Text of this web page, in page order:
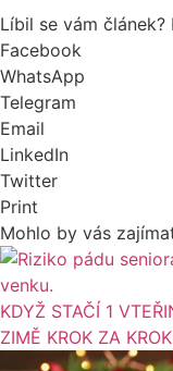
Líbil se vám článek?
Facebook
WhatsApp
Telegram
Email
LinkedIn
Twitter
Print
Mohlo by vás
KDYŽ STAČÍ 1
ZIMĚ KROK ZA